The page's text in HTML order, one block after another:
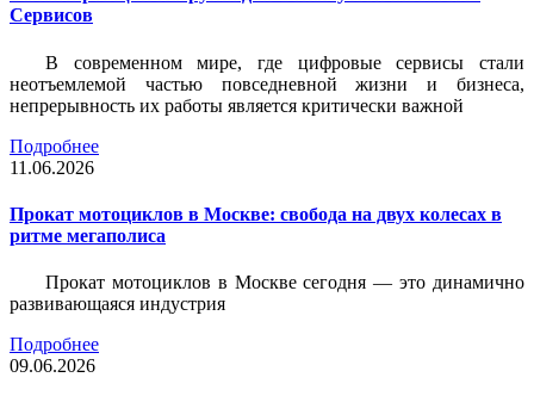
Сервисов
В современном мире, где цифровые сервисы стали
неотъемлемой частью повседневной жизни и бизнеса,
непрерывность их работы является критически важной
Подробнее
11.06.2026
Прокат мотоциклов в Москве: свобода на двух колесах в
ритме мегаполиса
Прокат мотоциклов в Москве сегодня — это динамично
развивающаяся индустрия
Подробнее
09.06.2026